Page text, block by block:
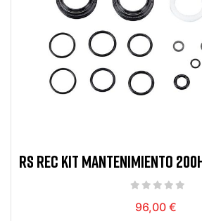
RS REC KIT MANTENIMIENTO
ZEB A2**
96,00 €